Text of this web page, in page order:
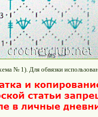
№ 1). Для обвязки